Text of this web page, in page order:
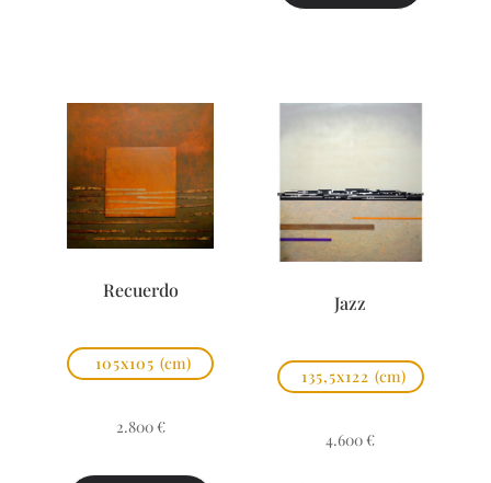
Recuerdo
105x105 (cm)
2.800 €
Jazz
135,5x122 (cm)
4.600 €